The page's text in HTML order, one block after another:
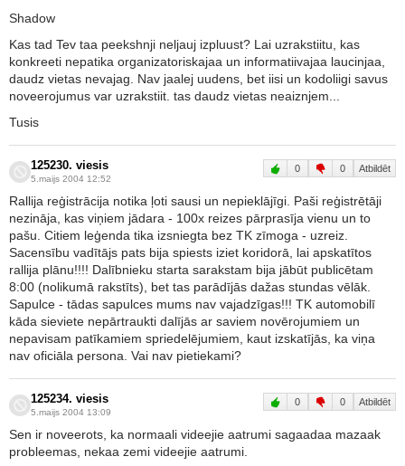
Shadow
Kas tad Tev taa peekshnji neljauj izpluust? Lai uzrakstiitu, kas
konkreeti nepatika organizatoriskajaa un informatiivajaa laucinjaa,
daudz vietas nevajag. Nav jaalej uudens, bet iisi un kodoliigi savus
noveerojumus var uzrakstiit. tas daudz vietas neaiznjem...
Tusis
125230. viesis
5.maijs 2004 12:52
0 0 Atbildēt
Rallija reģistrācija notika ļoti sausi un nepieklājīgi. Paši reģistrētāji
nezināja, kas viņiem jādara - 100x reizes pārprasīja vienu un to
pašu. Citiem leģenda tika izsniegta bez TK zīmoga - uzreiz.
Sacensību vadītājs pats bija spiests iziet koridorā, lai apskatītos
rallija plānu!!!! Dalībnieku starta sarakstam bija jābūt publicētam
8:00 (nolikumā rakstīts), bet tas parādījās dažas stundas vēlāk.
Sapulce - tādas sapulces mums nav vajadzīgas!!! TK automobilī
kāda sieviete nepārtraukti dalījās ar saviem novērojumiem un
nepavisam patīkamiem spriedelējumiem, kaut izskatījās, ka viņa
nav oficiāla persona. Vai nav pietiekami?
125234. viesis
5.maijs 2004 13:09
0 0 Atbildēt
Sen ir noveerots, ka normaali videejie aatrumi sagaadaa mazaak
probleemas, nekaa zemi videejie aatrumi.